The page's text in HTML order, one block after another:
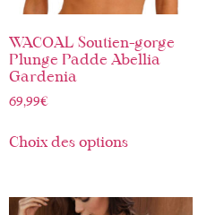
WACOAL Soutien-gorge
Plunge Padde Abellia
Gardenia
69,99€
Choix des options